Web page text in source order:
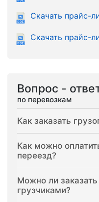
Скачать прайс-
Скачать прайс-
Вопрос -
по перевозкам
Как заказать
Как можно
переезд?
Можно ли
грузчиками?